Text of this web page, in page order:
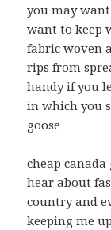
you may
want to keep
fabric woven
rips from
handy if you
in which you
goose
cheap canada
hear about
country and
keeping me